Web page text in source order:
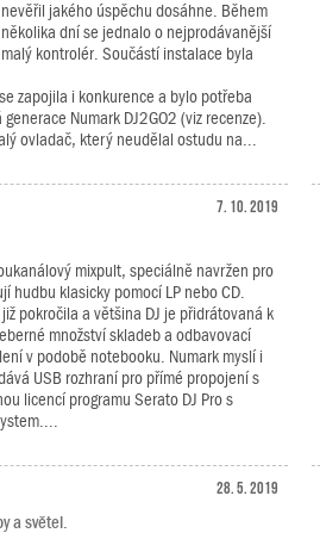
nevěřil jakého úspěchu dosáhne. Během
několika dní se jednalo o nejprodávanější
malý kontrolér. Součástí instalace byla
zapojila i konkurence a bylo potřeba
Numark DJ2GO2 (viz recenze).
ovladač, který neudělal ostudu na...
7. 10. 2019
mixpult, speciálně navržen pro
hudbu klasicky pomocí LP nebo CD.
pokročila a většina DJ je přidrátovaná k
množství skladeb a odbavovací
v podobě notebooku. Numark myslí i
USB rozhraní pro přímé propojení s
licencí programu Serato DJ Pro s
28. 5. 2019
a světel.